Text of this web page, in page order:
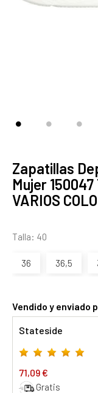
Zapatillas
Mujer 150047
VARIOS
Talla: 40
36 36,5
Vendido y enviado
Stateside
71,09 €
Gratis